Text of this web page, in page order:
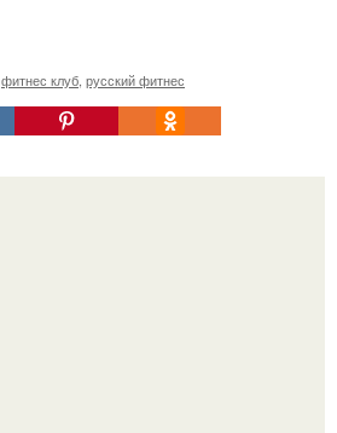
фитнес клуб, русский фитнес